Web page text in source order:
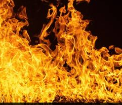
को सूचना दी गई, फिर मौके
करीब 5:30 बजे आग लगी थी।
ने बताया कि AC यूनिट में